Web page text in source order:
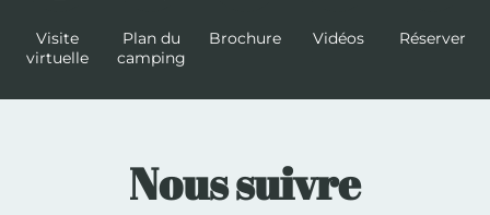
Visite
virtuelle
Plan du
camping
Brochure Vidéos Réserver
Nous suivre